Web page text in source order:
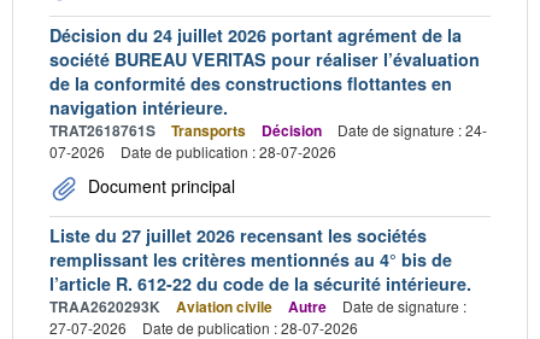
Décision du 24 juillet 2026 portant agrément de la
société BUREAU VERITAS pour réaliser l’évaluation
de la conformité des constructions flottantes en
navigation intérieure.
TRAT2618761S Transports Décision
Date de signature : 24-
07-2026
Date de publication : 28-07-2026
Document principal
Liste du 27 juillet 2026 recensant les sociétés
remplissant les critères mentionnés au 4° bis de
l’article R. 612-22 du code de la sécurité intérieure.
TRAA2620293K Aviation civile Autre
Date de signature :
27-07-2026
Date de publication : 28-07-2026